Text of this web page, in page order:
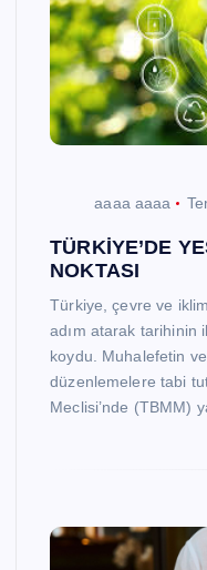
aaaa aaaa
TÜRKİYE’DE
NOKTASI
Türkiye, çevre ve
adım atarak tarihinin
koydu. Muhalefetin
düzenlemelere tabi
Meclisi’nde (TBMM)